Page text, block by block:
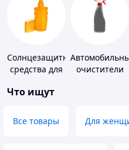
Солнцезащитные
средства для
очистители
Что ищут
Все товары Для